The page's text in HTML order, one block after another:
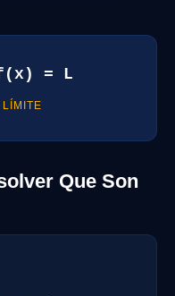
= L
Que Son